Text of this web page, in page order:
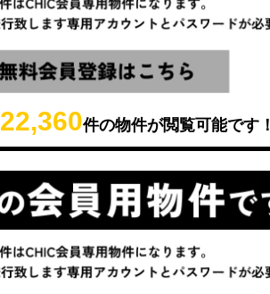
22,360件の物件が閲覧可能です！